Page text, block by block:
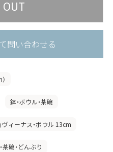
問い合わせる
鉢・ボウル・茶碗
ヴィーナス・ボウル 13cm
茶碗・どんぶり